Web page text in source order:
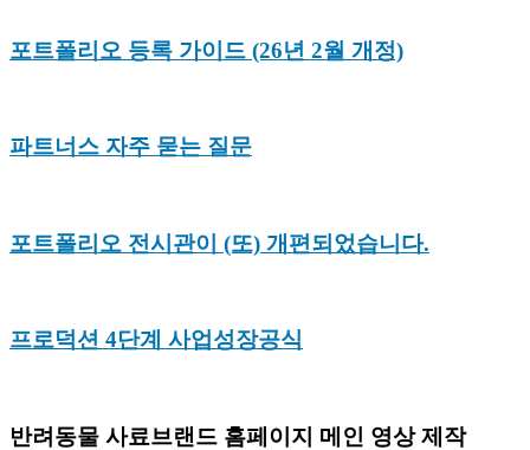
포트폴리오 등록 가이드 (26년 2월 개정)
파트너스 자주 묻는 질문
포트폴리오 전시관이 (또) 개편되었습니다.
프로덕션 4단계 사업성장공식
반려동물 사료브랜드 홈페이지 메인 영상 제작